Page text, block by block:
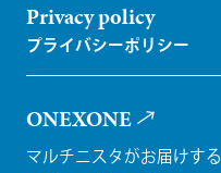
Privacy policy
ONEXONE
マルチニスタがお届けする